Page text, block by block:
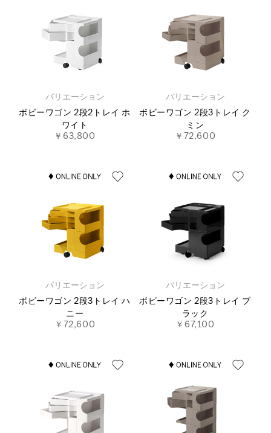
バリエーション
ボビーワゴン 2段2トレイ ホ
ワイト
￥63,800
バリエーション
ボビーワゴン 2段3トレイ ク
ミン
￥72,600
バリエーション
ボビーワゴン 2段3トレイ ハ
ニー
￥72,600
バリエーション
ボビーワゴン 2段3トレイ ブ
ラック
￥67,100